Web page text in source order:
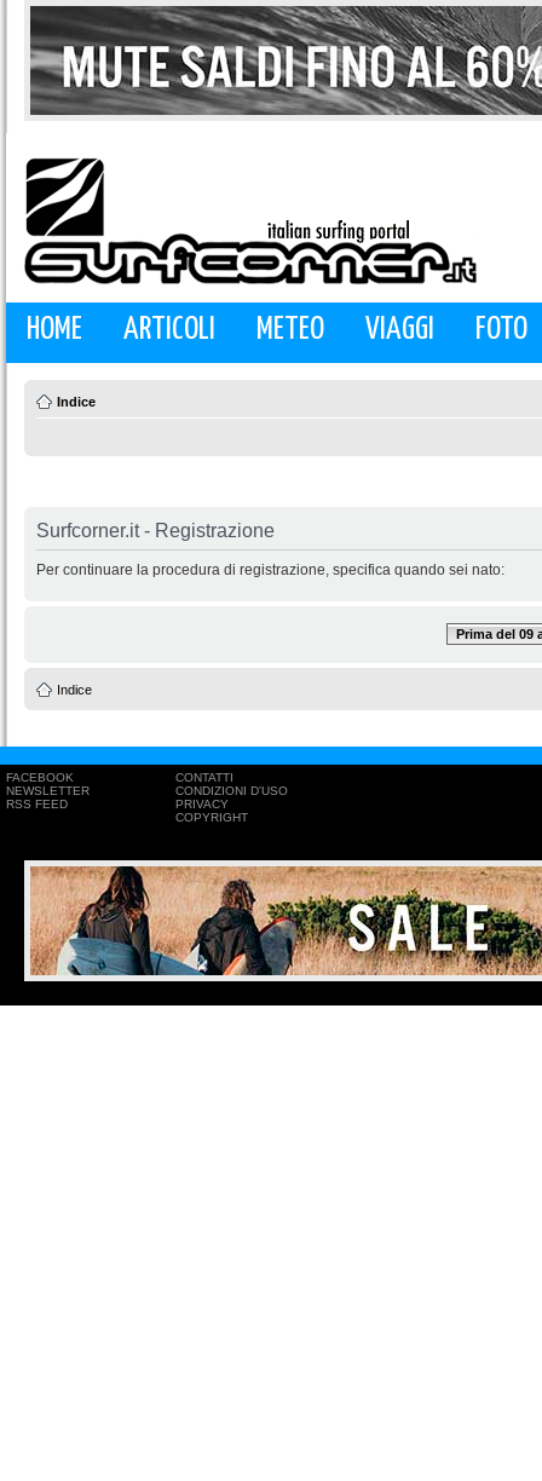
HOME ARTICOLI METEO VIAGGI FOTO
Indice
Surfcorner.it - Registrazione
Per continuare la procedura di registrazione, specifica quando sei nato:
Prima del 09
Indice
FACEBOOK
NEWSLETTER
RSS FEED
CONTATTI
CONDIZIONI D'USO
PRIVACY
COPYRIGHT